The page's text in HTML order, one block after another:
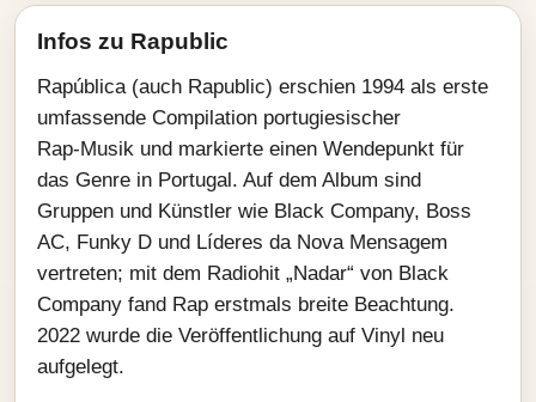
Infos zu Rapublic
Rapública (auch Rapublic) erschien 1994 als erste
umfassende Compilation portugiesischer
Rap‑Musik und markierte einen Wendepunkt für
das Genre in Portugal. Auf dem Album sind
Gruppen und Künstler wie Black Company, Boss
AC, Funky D und Líderes da Nova Mensagem
vertreten; mit dem Radiohit „Nadar“ von Black
Company fand Rap erstmals breite Beachtung.
2022 wurde die Veröffentlichung auf Vinyl neu
aufgelegt.